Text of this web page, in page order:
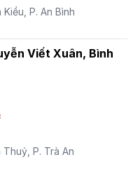
P. An Bình
Viết Xuân, Bình
Thuỷ, P. Trà An